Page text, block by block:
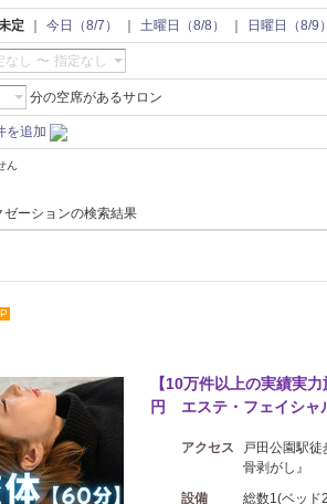
定 今日（8/7） 土曜日（8/8） 日曜日（8/9）
なし 〜 指定なし
分の空席があるサロン
を追加
ん
ーションの検索結果
【10万件以上の実績実
円 エステ・フェイシャ
アクセス
戸田公園駅
骨剥がし』
設備
総数1(ベッド